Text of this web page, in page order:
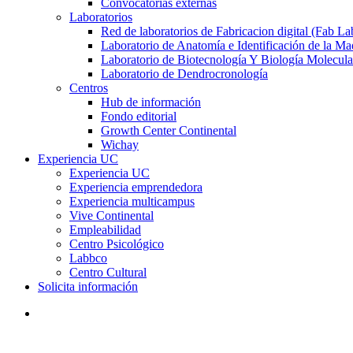
Convocatorias externas
Laboratorios
Red de laboratorios de Fabricacion digital (Fab
Laboratorio de Anatomía e Identificación de la
Laboratorio de Biotecnología Y Biología
Laboratorio de Dendrocronología
Centros
Hub de información
Fondo editorial
Growth Center Continental
Wichay
Experiencia UC
Experiencia UC
Experiencia emprendedora
Experiencia multicampus
Vive Continental
Empleabilidad
Centro Psicológico
Labbco
Centro Cultural
Solicita información